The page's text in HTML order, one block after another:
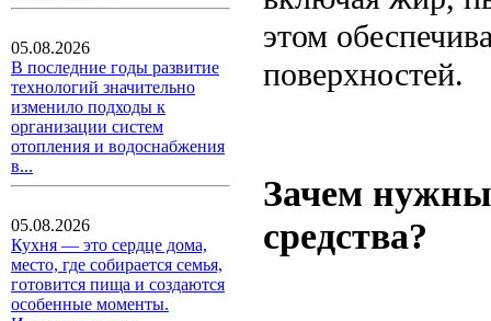
05.08.2026
В последние годы развитие
технологий значительно
изменило подходы к
организации систем
отопления и водоснабжения
в...
05.08.2026
Кухня — это сердце дома,
место, где собирается семья,
готовится пища и создаются
особенные моменты.
этом
поверхностей.
Зачем
средства?